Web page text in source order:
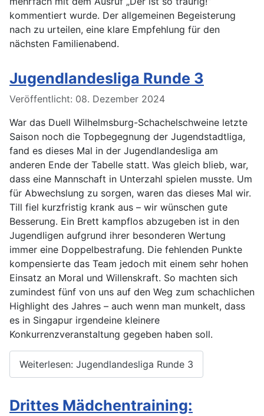
kommentiert wurde. Der allgemeinen Begeisterung
nach zu urteilen, eine klare Empfehlung für den
nächsten Familienabend.
Jugendlandesliga Runde 3
Details
Veröffentlicht: 08. Dezember 2024
War das Duell Wilhelmsburg-Schachelschweine letzte
Saison noch die Topbegegnung der Jugendstadtliga,
fand es dieses Mal in der Jugendlandesliga am
anderen Ende der Tabelle statt. Was gleich blieb, war,
dass eine Mannschaft in Unterzahl spielen musste. Um
für Abwechslung zu sorgen, waren das dieses Mal wir.
Till fiel kurzfristig krank aus – wir wünschen gute
Besserung. Ein Brett kampflos abzugeben ist in den
Jugendligen aufgrund ihrer besonderen Wertung
immer eine Doppelbestrafung. Die fehlenden Punkte
kompensierte das Team jedoch mit einem sehr hohen
Einsatz an Moral und Willenskraft. So machten sich
zumindest fünf von uns auf den Weg zum schachlichen
Highlight des Jahres – auch wenn man munkelt, dass
es in Singapur irgendeine kleinere
Konkurrenzveranstaltung gegeben haben soll.
Weiterlesen: Jugendlandesliga Runde 3
Drittes Mädchentraining: